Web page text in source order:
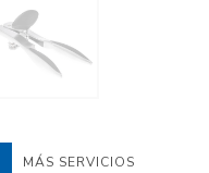
MÁS SERVICIOS